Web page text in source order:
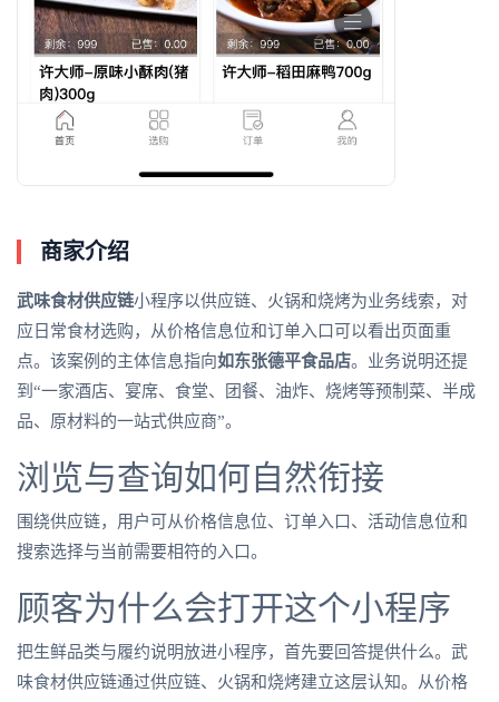
商家介绍
武味食材供应链小程序以供应链、火锅和烧烤为业务线索，对
应日常食材选购，从价格信息位和订单入口可以看出页面重
点。该案例的主体信息指向如东张德平食品店。业务说明还提
到“一家酒店、宴席、食堂、团餐、油炸、烧烤等预制菜、半成
品、原材料的一站式供应商”。
浏览与查询如何自然衔接
围绕供应链，用户可从价格信息位、订单入口、活动信息位和
搜索选择与当前需要相符的入口。
顾客为什么会打开这个小程序
把生鲜品类与履约说明放进小程序，首先要回答提供什么。武
味食材供应链通过供应链、火锅和烧烤建立这层认知。从价格